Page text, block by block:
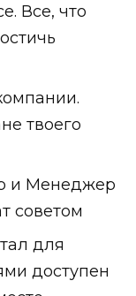
Все, что
твоего
и Менеджер
советом
для
доступен